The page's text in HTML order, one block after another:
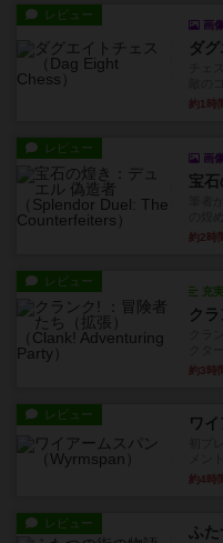
レビュー
画
ダ
約1時
レビュー
画
宝
約2時
レビュー
充実
ク
約3時
レビュー ワ
約4時
レビュー ふた